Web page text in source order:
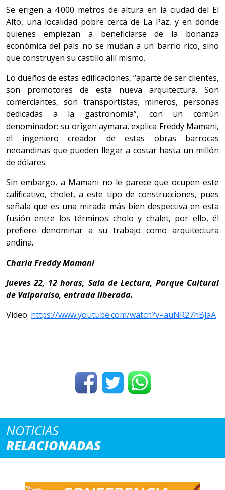
Se erigen a 4.000 metros de altura en la ciudad del El
Alto, una localidad pobre cerca de La Paz, y en donde
quienes empiezan a beneficiarse de la bonanza
económica del país no se mudan a un barrio rico, sino
que construyen su castillo allí mismo.
Lo dueños de estas edificaciones, “aparte de ser clientes,
son promotores de esta nueva arquitectura. Son
comerciantes, son transportistas, mineros, personas
dedicadas a la gastronomía”, con un común
denominador: su origen aymara, explica Freddy Mamani,
el ingeniero creador de estas obras barrocas
neoandinas que pueden llegar a costar hasta un millón
de dólares.
Sin embargo, a Mamani no le parece que ocupen este
calificativo, cholet, a este tipo de construcciones, pues
señala que es una mirada más bien despectiva en esta
fusión entre los términos cholo y chalet, por ello, él
prefiere denominar a su trabajo como arquitectura
andina.
Charla Freddy Mamani
Jueves 22, 12 horas, Sala de Lectura, Parque Cultural
de Valparaíso, entrada liberada.
Video: https://www.youtube.com/watch?v=auNR27hBjaA
NOTICIAS
RELACIONADAS